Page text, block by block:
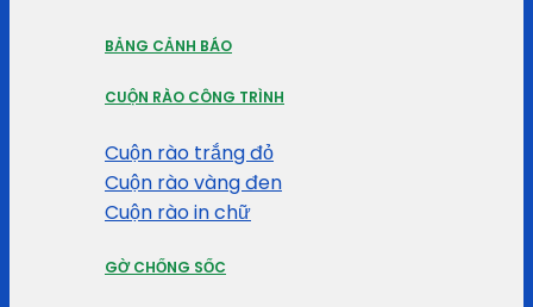
BẢNG CẢNH BÁO
CUỘN RÀO CÔNG TRÌNH
Cuộn rào trắng đỏ
Cuộn rào vàng đen
Cuộn rào in chữ
GỜ CHỐNG SỐC